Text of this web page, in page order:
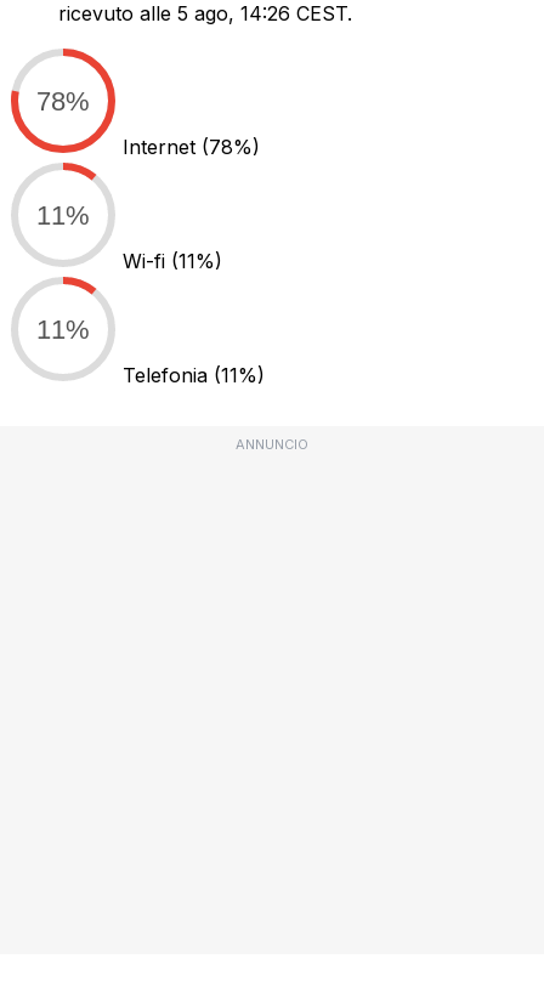
ricevuto alle 5 ago, 14:26 CEST.
78%
Internet (78%)
11%
Wi-fi (11%)
11%
Telefonia (11%)
ANNUNCIO